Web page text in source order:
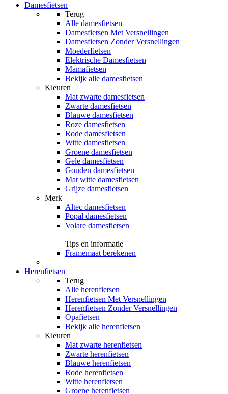
Damesfietsen
Terug
Alle damesfietsen
Damesfietsen Met Versnellingen
Damesfietsen Zonder Versnellingen
Moederfietsen
Elektrische Damesfietsen
Mamafietsen
Bekijk alle damesfietsen
Kleuren
Mat zwarte damesfietsen
Zwarte damesfietsen
Blauwe damesfietsen
Roze damesfietsen
Rode damesfietsen
Witte damesfietsen
Groene damesfietsen
Gele damesfietsen
Gouden damesfietsen
Mat witte damesfietsen
Grijze damesfietsen
Merk
Altec damesfietsen
Popal damesfietsen
Volare damesfietsen
Tips en informatie
Framemaat berekenen
Herenfietsen
Terug
Alle herenfietsen
Herenfietsen Met Versnellingen
Herenfietsen Zonder Versnellingen
Opafietsen
Bekijk alle herenfietsen
Kleuren
Mat zwarte herenfietsen
Zwarte herenfietsen
Blauwe herenfietsen
Rode herenfietsen
Witte herenfietsen
Groene herenfietsen